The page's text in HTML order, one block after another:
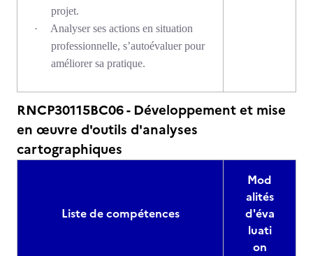
projet.
·
Analyser ses actions en situation
professionnelle, s’autoévaluer pour
améliorer sa pratique.
RNCP30115BC06 - Développement et mise
en œuvre d'outils d'analyses
cartographiques
Liste de compétences
Mod
alités
d'éva
luati
on